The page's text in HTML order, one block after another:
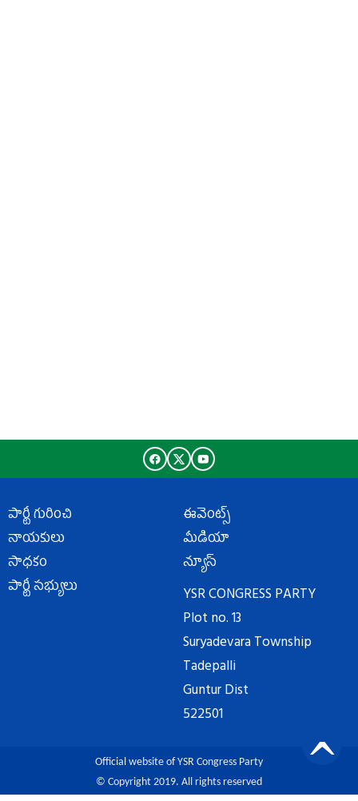
పార్టీ గురించి
నాయకులు
సాధకం
పార్టీ సభ్యులు
ఈవెంట్స్
మీడియా
న్యూస్
YSR CONGRESS PARTY
Plot no. 13
Suryadevara Township
Tadepalli
Guntur Dist
522501
Official website of YSR Congress Party
© Copyright 2019. All rights reserved